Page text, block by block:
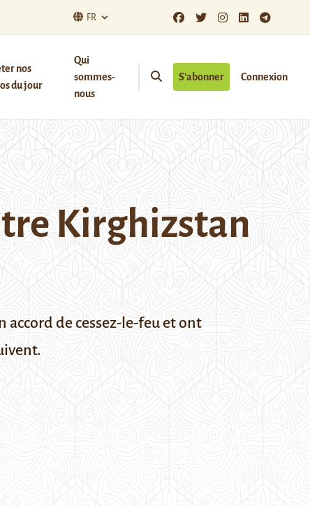
FR
nos
du jour
Qui
sommes-
nous
S’abonner Connexion
Kirghizstan
de cessez-le-feu et ont